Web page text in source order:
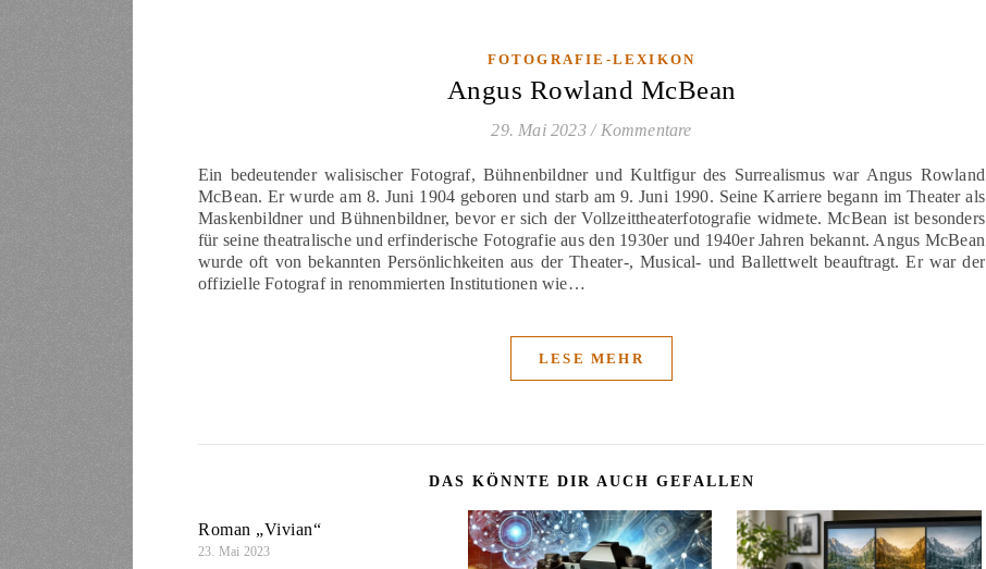
FOTOGRAFIE-LEXIKON
Angus Rowland McBean
29. Mai 2023 / Kommentare
Ein bedeutender walisischer Fotograf, Bühnenbildner und Kultfigur des Surrealismus war Angus Rowland
McBean. Er wurde am 8. Juni 1904 geboren und starb am 9. Juni 1990. Seine Karriere begann im Theater als
Maskenbildner und Bühnenbildner, bevor er sich der Vollzeittheaterfotografie widmete. McBean ist besonders
für seine theatralische und erfinderische Fotografie aus den 1930er und 1940er Jahren bekannt. Angus McBean
wurde oft von bekannten Persönlichkeiten aus der Theater-, Musical- und Ballettwelt beauftragt. Er war der
offizielle Fotograf in renommierten Institutionen wie…
LESE MEHR
DAS KÖNNTE DIR AUCH GEFALLEN
Roman „Vivian“
23. Mai 2023